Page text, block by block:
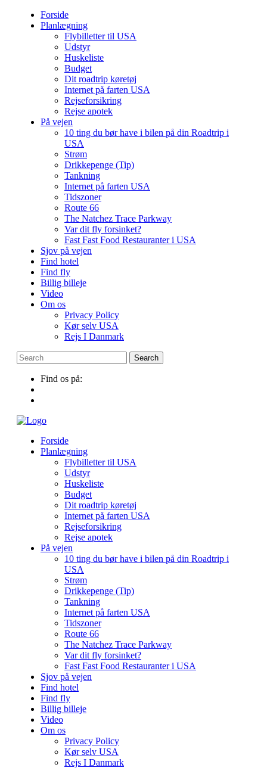
Forside
Planlægning
Flybilletter til USA
Udstyr
Huskeliste
Budget
Dit roadtrip køretøj
Internet på farten USA
Rejseforsikring
Rejse apotek
På vejen
10 ting du bør have i bilen på din Roadtrip i
USA
Strøm
Drikkepenge (Tip)
Tankning
Internet på farten USA
Tidszoner
Route 66
The Natchez Trace Parkway
Var dit fly forsinket?
Fast Fast Food Restauranter i USA
Sjov på vejen
Find hotel
Find fly
Billig billeje
Video
Om os
Privacy Policy
Kør selv USA
Rejs I Danmark
Find os på:
Forside
Planlægning
Flybilletter til USA
Udstyr
Huskeliste
Budget
Dit roadtrip køretøj
Internet på farten USA
Rejseforsikring
Rejse apotek
På vejen
10 ting du bør have i bilen på din Roadtrip i
USA
Strøm
Drikkepenge (Tip)
Tankning
Internet på farten USA
Tidszoner
Route 66
The Natchez Trace Parkway
Var dit fly forsinket?
Fast Fast Food Restauranter i USA
Sjov på vejen
Find hotel
Find fly
Billig billeje
Video
Om os
Privacy Policy
Kør selv USA
Rejs I Danmark